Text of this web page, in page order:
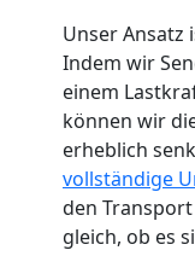
Unser Ansatz
Indem wir
einem
können wir
erheblich
vollständige
den
gleich, ob es
Neustadt
Wiener